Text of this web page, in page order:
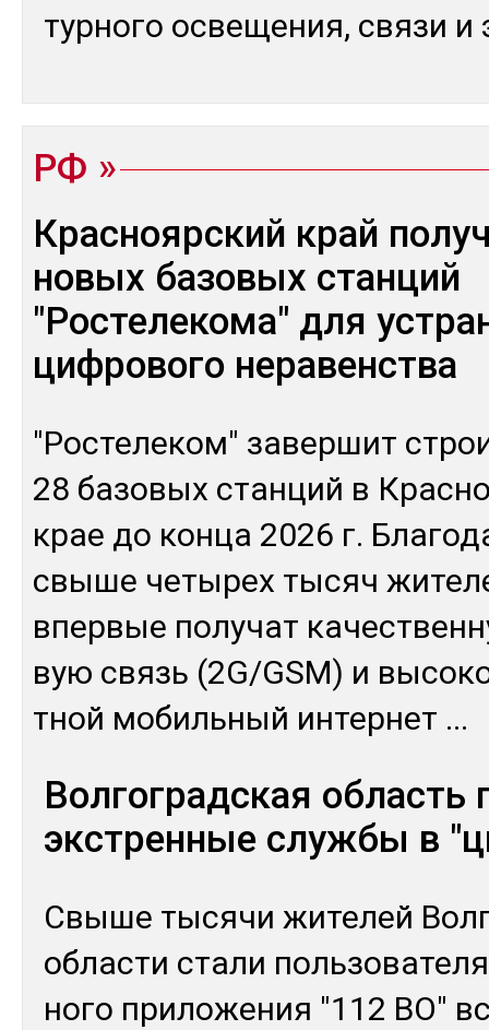
тур­но­го ос­ве­щения, свя­зи и
РФ
Красноярский край
новых базовых станций
"Ростелекома" для
цифрового неравенства
"Рос­те­леком" за­вер­шит
28 ба­зовых стан­ций в
крае до кон­ца 2026 г.
свы­ше че­тырех ты­сяч
впер­вые по­лучат
вую связь (2G/GSM) и
тной мо­биль­ный ин­тер­нет ...
Волгоградская область
экстренные службы в
Свы­ше ты­сячи жи­телей
об­лас­ти ста­ли
но­го при­ложе­ния "112 ВО"